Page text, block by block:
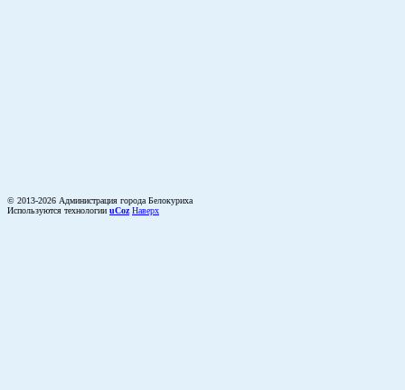
© 2013-2026 Администрация города Белокуриха
Используются технологии uCoz Наверх